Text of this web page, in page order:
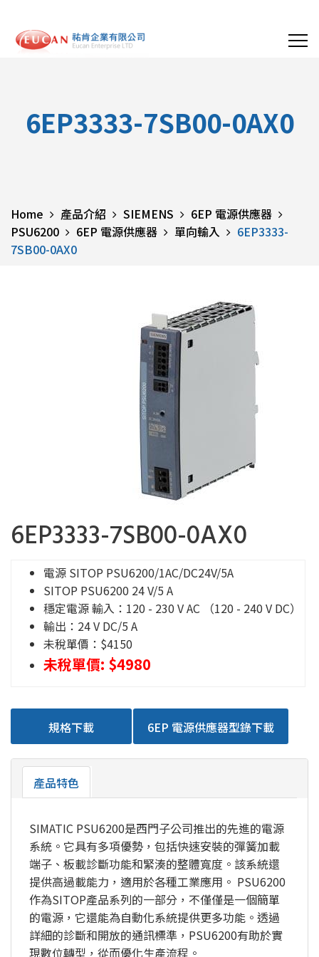
6EP3333-7SB00-0AX0
Home 產品介紹 SIEMENS
6EP 電源供應器
PSU6200
6EP 電源供應器 單向輸入
6EP3333-
7SB00-0AX0
6EP3333-7SB00-0AX0
電源 SITOP PSU6200/1AC/DC24V/5A
SITOP PSU6200 24 V/5 A
穩定電源 輸入：120 - 230 V AC （120 - 240 V DC）
輸出：24 V DC/5 A
未稅單價：$4150
未稅單價: $4980
規格下載 6EP 電源供應器型錄下載
產品特色
SIMATIC PSU6200是西門子公司推出的先進的電源
系統。它具有多項優勢，包括快速安裝的彈簧加載
端子、板載診斷功能和緊湊的整體寬度。該系統還
提供高過載能力，適用於各種工業應用。 PSU6200
作為SITOP產品系列的一部分，不僅僅是一個簡單
的電源，它還能為自動化系統提供更多功能。透過
詳細的診斷和開放的通訊標準，PSU6200有助於實
現數位轉型，從而優化生產流程。